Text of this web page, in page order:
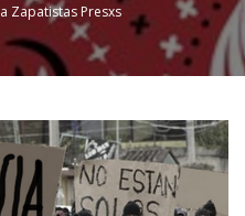
Zapatistas Presxs